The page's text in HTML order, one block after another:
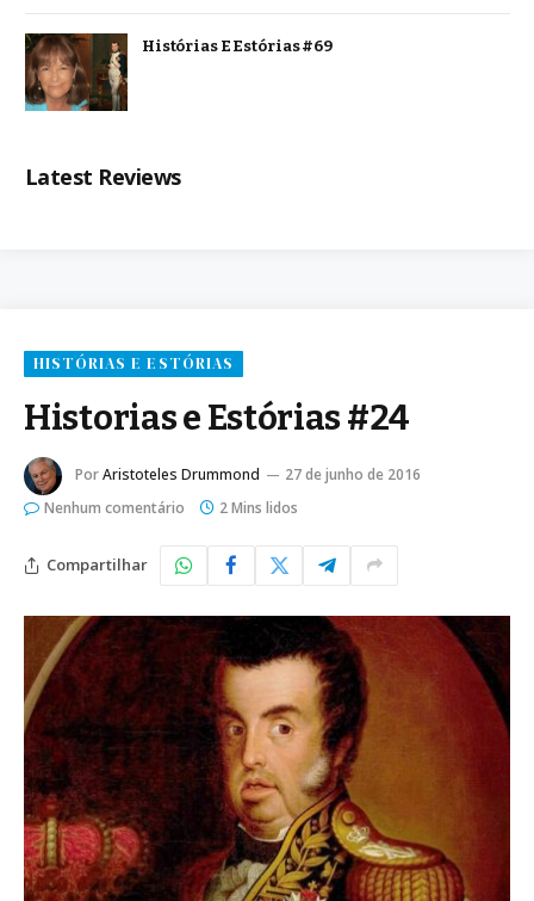
Histórias E Estórias #69
Latest Reviews
HISTÓRIAS E ESTÓRIAS
Historias e Estórias #24
PorAristoteles Drummond
27 de junho de 2016
Nenhum comentário
2 Mins lidos
Compartilhar